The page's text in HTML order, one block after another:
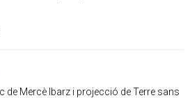
de Mercè Ibarz i projecció de Terre sans